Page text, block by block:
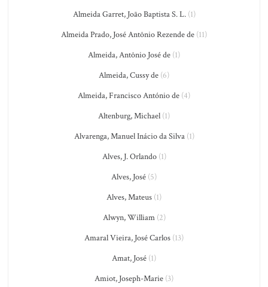
Almeida Garret, João Baptista S. L.(1)
Almeida Prado, José Antônio Rezende de (11)
Almeida, Antônio José de (1)
Almeida, Cussy de (6)
Almeida, Francisco António de (4)
Altenburg, Michael (1)
Alvarenga, Manuel Inácio da Silva(1)
Alves, J. Orlando(1)
Alves, José (5)
Alves, Mateus (1)
Alwyn, William(2)
Amaral Vieira, José Carlos (13)
Amat, José (1)
Amiot, Joseph-Marie (3)